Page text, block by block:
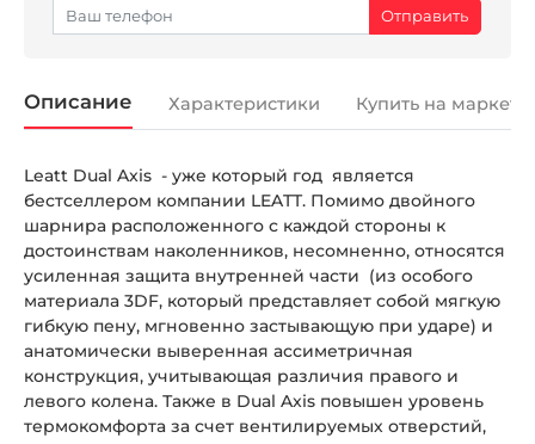
Описание Характеристики Купить на
Leatt Dual Axis - уже который год является
бестселлером компании LEATT. Помимо двойного
шарнира расположенного с каждой стороны к
достоинствам наколенников, несомненно, относятся
усиленная защита внутренней части (из особого
материала 3DF, который представляет собой мягкую
гибкую пену, мгновенно застывающую при ударе) и
анатомически выверенная ассиметричная
конструкция, учитывающая различия правого и
левого колена. Также в Dual Axis повышен уровень
термокомфорта за счет вентилируемых отверстий,